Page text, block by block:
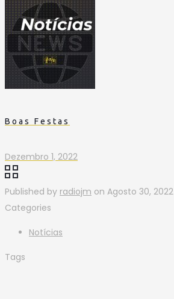
Boas Festas
Dezembro 1, 2022
Published by radiojm on Agosto 30, 2022
Categories
Notícias
Tags